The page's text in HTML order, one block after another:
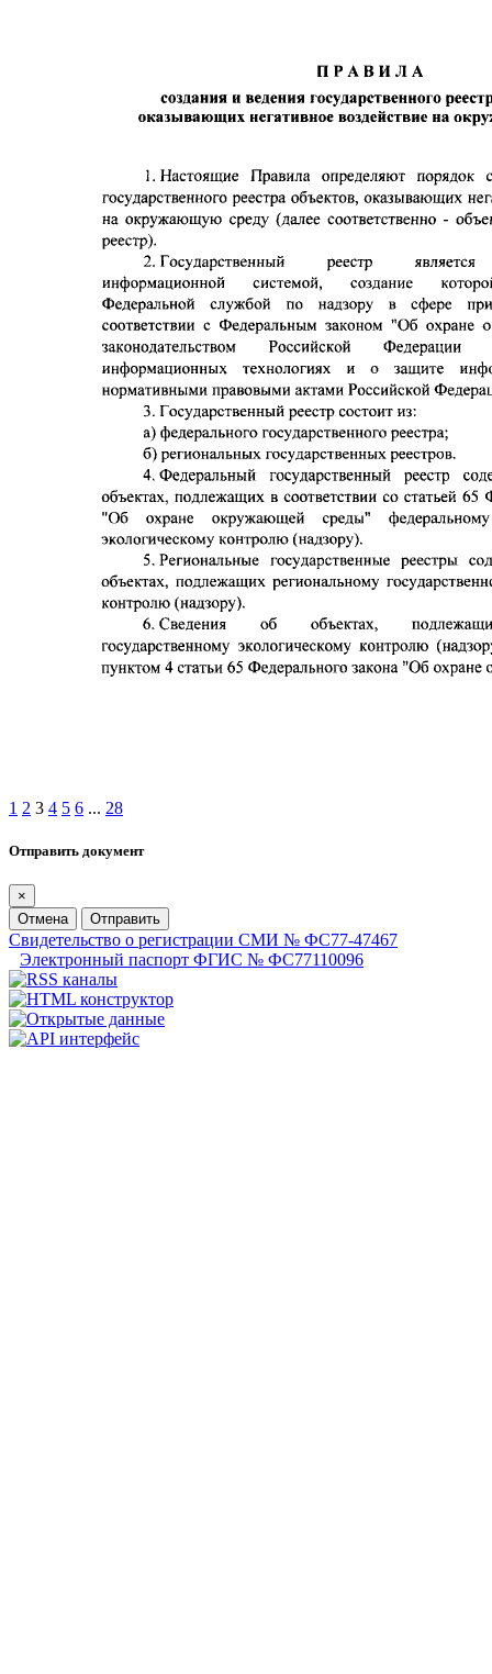
1 2 3 4 5 6 ... 28
Отправить документ
×
Отмена
Отправить
Свидетельство о регистрации СМИ № ФС77-47467
Электронный паспорт ФГИС № ФС77110096